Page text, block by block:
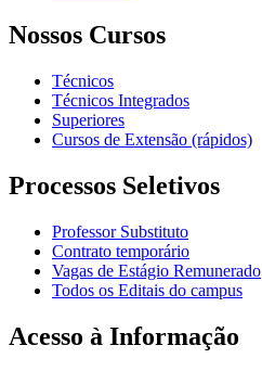
Nossos Cursos
Técnicos
Técnicos Integrados
Superiores
Cursos de Extensão (rápidos)
Processos Seletivos
Professor Substituto
Contrato temporário
Vagas de Estágio Remunerado
Todos os Editais do campus
Acesso à Informação